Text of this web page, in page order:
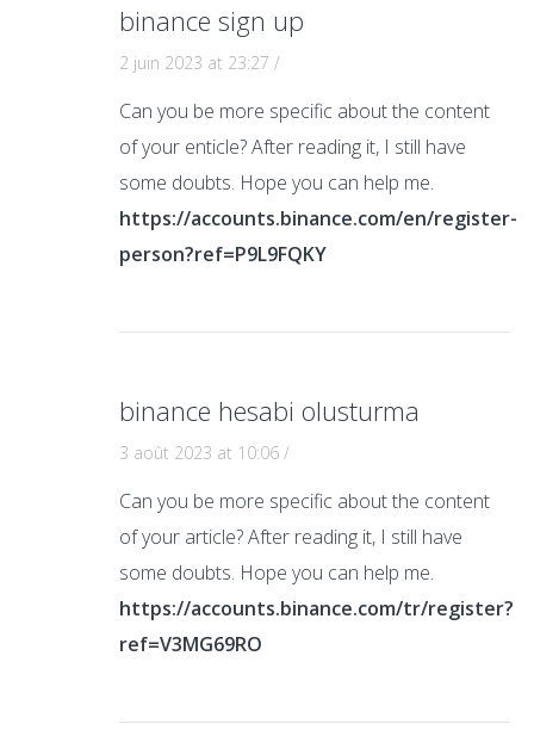
binance sign up
2 juin 2023 at 23:27 /
Can you be more specific about the content
of your enticle? After reading it, I still have
some doubts. Hope you can help me.
https://accounts.binance.com/en/register-
person?ref=P9L9FQKY
binance hesabi olusturma
3 août 2023 at 10:06 /
Can you be more specific about the content
of your article? After reading it, I still have
some doubts. Hope you can help me.
https://accounts.binance.com/tr/register?
ref=V3MG69RO